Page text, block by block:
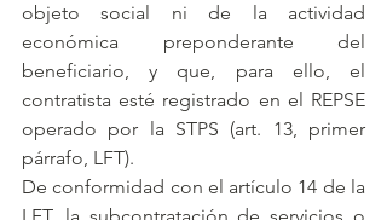
objeto social ni de la actividad
económica preponderante del
beneficiario, y que, para ello, el
contratista esté registrado en el REPSE
operado por la STPS (art. 13, primer
párrafo, LFT).
De conformidad con el artículo 14 de la